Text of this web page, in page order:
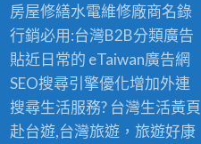
房屋修繕水電維修廠商名錄
行銷必用:台灣B2B分類廣告
貼近日常的 eTaiwan廣告網
SEO搜尋引擎優化增加外連
搜尋生活服務? 台灣生活黃頁
赴台遊,台灣旅遊，旅遊好康